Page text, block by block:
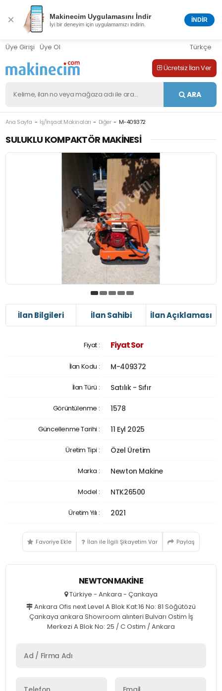
× Makinecim Uygulamasını İndir
İyi bir deneyim için uygulamamızı indirin.
İNDİR
Üye Girişi Üye Ol Türkçe
Ücretsiz İlan Ver
ARA
Ana Sayfa İş/İnşaat Makinaları Diğer M-409372
SULUKLU KOMPAKTÖR MAKINESI
İlan Bilgileri İlan Sahibi İlan Açıklaması
Fiyat : Fiyat Sor
İlan Kodu : M-409372
İlan Türü : Satılık - Sıfır
Görüntülenme : 1578
Güncellenme Tarihi : 11 Eyl 2025
Üretim Tipi : Özel Üretim
Marka : Newton Makine
Model : NTK26500
Üretim Yılı : 2021
Favoriye Ekle İlan ile İlgili Şikayetim Var Paylaş
NEWTON MAKINE
Türkiye - Ankara - Çankaya
Ankara Ofis next Level A Blok Kat:16 No: 81 Söğütözü
Çankaya ankara Showroom alınteri Bulvarı Ostim İş
Merkezi A Blok No: 25 / C Ostim / Ankara